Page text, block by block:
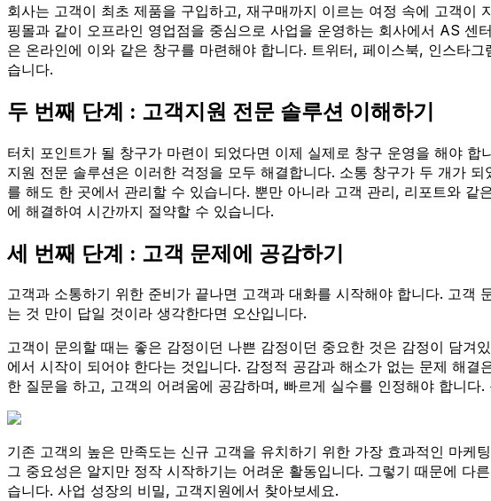
회사는 고객이 최초 제품을 구입하고, 재구매까지 이르는 여정 속에 고객
핑몰과 같이 오프라인 영업점을 중심으로 사업을 운영하는 회사에서 AS
은 온라인에 이와 같은 창구를 마련해야 합니다. 트위터, 페이스북, 인스타
습니다.
두 번째 단계 : 고객지원 전문 솔루션 이해하기
터치 포인트가 될 창구가 마련이 되었다면 이제 실제로 창구 운영을 해야
지원 전문 솔루션은 이러한 걱정을 모두 해결합니다. 소통 창구가 두 개가
를 해도 한 곳에서 관리할 수 있습니다. 뿐만 아니라 고객 관리, 리포트와
에 해결하여 시간까지 절약할 수 있습니다.
세 번째 단계 : 고객 문제에 공감하기
고객과 소통하기 위한 준비가 끝나면 고객과 대화를 시작해야 합니다. 고
는 것 만이 답일 것이라 생각한다면 오산입니다.
고객이 문의할 때는 좋은 감정이던 나쁜 감정이던 중요한 것은 감정이 담겨
에서 시작이 되어야 한다는 것입니다. 감정적 공감과 해소가 없는 문제 해
한 질문을 하고, 고객의 어려움에 공감하며, 빠르게 실수를 인정해야 합니
기존 고객의 높은 만족도는 신규 고객을 유치하기 위한 가장 효과적인 마케
그 중요성은 알지만 정작 시작하기는 어려운 활동입니다. 그렇기 때문에 다
습니다. 사업 성장의 비밀, 고객지원에서 찾아보세요.